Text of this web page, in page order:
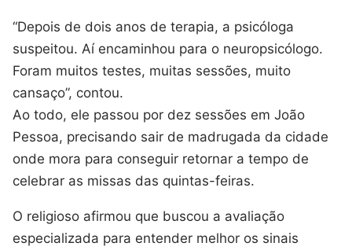
“Depois de dois anos de terapia, a psicóloga
suspeitou. Aí encaminhou para o neuropsicólogo.
Foram muitos testes, muitas sessões, muito
cansaço”, contou.
Ao todo, ele passou por dez sessões em João
Pessoa, precisando sair de madrugada da cidade
onde mora para conseguir retornar a tempo de
celebrar as missas das quintas-feiras.
O religioso afirmou que buscou a avaliação
especializada para entender melhor os sinais